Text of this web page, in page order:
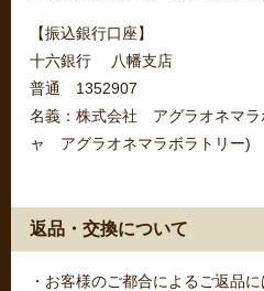
【振込銀行口座】
十六銀行 八幡支店
普通 1352907
名義：株式会社 アグラオネマラ
ャ アグラオネマラボラトリー)
返品・交換について
・お客様のご都合によるご返品